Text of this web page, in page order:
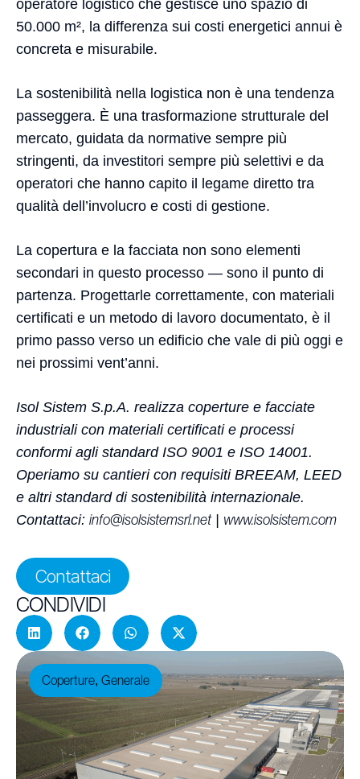
operatore logistico che gestisce uno spazio di
50.000 m², la differenza sui costi energetici annui è
concreta e misurabile.
La sostenibilità nella logistica non è una tendenza
passeggera. È una trasformazione strutturale del
mercato, guidata da normative sempre più
stringenti, da investitori sempre più selettivi e da
operatori che hanno capito il legame diretto tra
qualità dell’involucro e costi di gestione.
La copertura e la facciata non sono elementi
secondari in questo processo — sono il punto di
partenza. Progettarle correttamente, con materiali
certificati e un metodo di lavoro documentato, è il
primo passo verso un edificio che vale di più oggi e
nei prossimi vent’anni.
Isol Sistem S.p.A. realizza coperture e facciate
industriali con materiali certificati e processi
conformi agli standard ISO 9001 e ISO 14001.
Operiamo su cantieri con requisiti BREEAM, LEED
e altri standard di sostenibilità internazionale.
Contattaci: info@isolsistemsrl.net| www.isolsistem.com
Contattaci
CONDIVIDI
Coperture, Generale